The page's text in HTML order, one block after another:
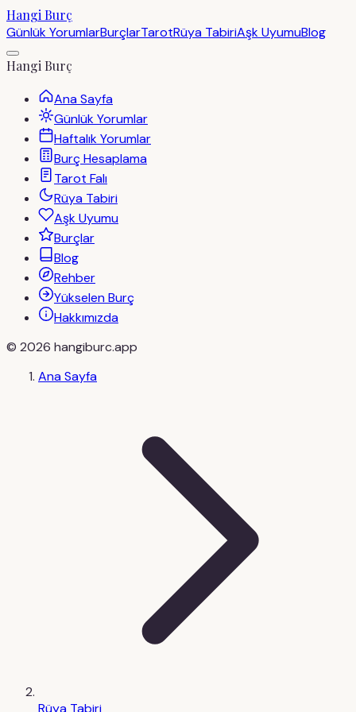
Hangi Burç
Günlük YorumlarBurçlarTarotRüya TabiriAşk UyumuBlog
Hangi Burç
Ana Sayfa
Günlük Yorumlar
Haftalık Yorumlar
Burç Hesaplama
Tarot Falı
Rüya Tabiri
Aşk Uyumu
Burçlar
Blog
Rehber
Yükselen Burç
Hakkımızda
© 2026 hangiburc.app
Ana Sayfa
Rüya Tabiri